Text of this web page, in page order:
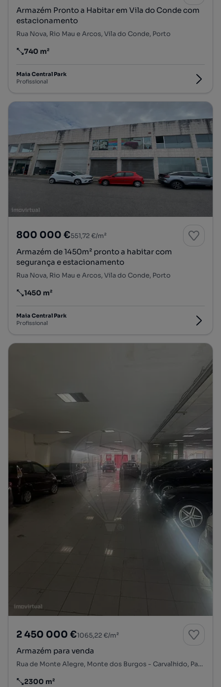
Armazém Pronto a Habitar em Vila do Conde com
estacionamento
Rua Nova, Rio Mau e Arcos, Vila do Conde, Porto
Preço por metro quadrado
740 m²
Maia Central Park
Profissional
800 000 €551,72 €/m²
Armazém de 1450m² pronto a habitar com
segurança e estacionamento
Rua Nova, Rio Mau e Arcos, Vila do Conde, Porto
Preço por metro quadrado
1450 m²
Maia Central Park
Profissional
2 450 000 €1065,22 €/m²
Armazém para venda
Rua de Monte Alegre, Monte dos Burgos - Carvalhido, Paranhos, Porto, Porto
2300 m²